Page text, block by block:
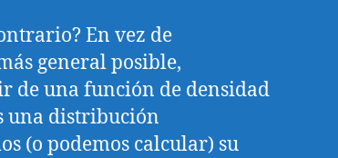
En vez de
general posible,
de una función de densidad
una distribución
(o podemos calcular) su